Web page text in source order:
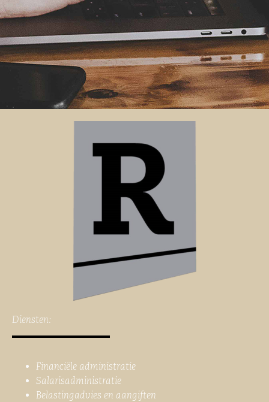
Diensten:
Financiële administratie
Salarisadministratie
Belastingadvies en aangiften